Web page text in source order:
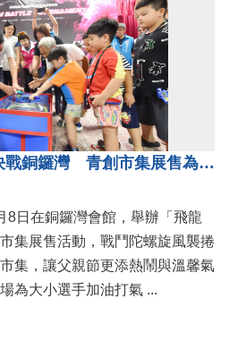
3對3戰鬥陀螺團體賽決戰銅鑼灣 青創市集展售為父親節增添繽紛
日在銅鑼灣會館，舉辦「飛龍
集展售活動，戰鬥陀螺旋風襲捲
集，讓父親節更添熱鬧與溫馨氣
氛。縣長鍾東錦偕來賓到場為大小選手加油打氣 ...